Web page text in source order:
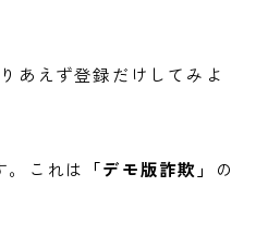
あえず登録だけしてみよ
。これは 「デモ版詐欺」
の